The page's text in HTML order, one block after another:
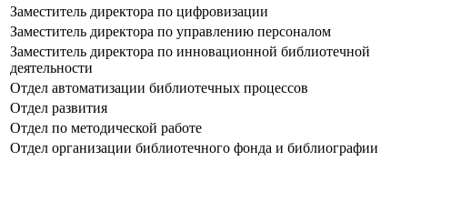
Заместитель директора по цифровизации
Заместитель директора по управлению персоналом
Заместитель директора по инновационной библиотечной
деятельности
Отдел автоматизации библиотечных процессов
Отдел развития
Отдел по методической работе
Отдел организации библиотечного фонда и библиографии